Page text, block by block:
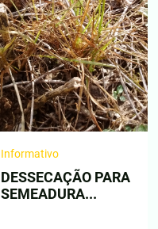
Informativo
DESSECAÇÃO PARA
SEMEADURA...